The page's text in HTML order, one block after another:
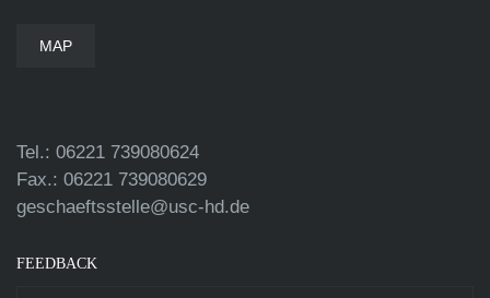
MAP
Tel.: 06221 739080624
Fax.: 06221 739080629
geschaeftsstelle@usc-hd.de
FEEDBACK